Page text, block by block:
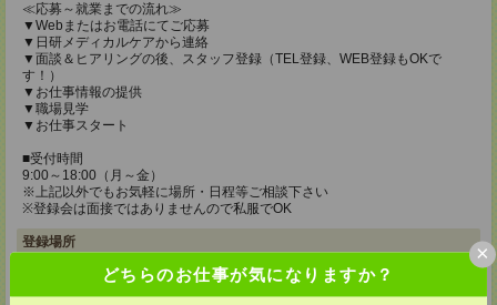
どちらのお仕事が気になりますか？
×
≪応募～就業までの流れ≫
▼Webまたはお電話にてご応募
▼日研メディカルケアから連絡
▼面談＆ヒアリングの後、スタッフ登録（TEL登録、WEB登録もOKで
す！）
▼お仕事情報の提供
▼職場見学
▼お仕事スタート
■受付時間
9:00～18:00（月～金）
※上記以外でもお気軽に場所・日程等ご相談下さい
※登録会は面接ではありませんので私服でOK
登録場所
メディカルケア事業部 仙台オフィス